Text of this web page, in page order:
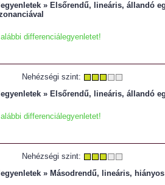
» Elsőrendű, lineáris, állandó
differenciálegyenletet!
Nehézségi szint:
» Elsőrendű, lineáris, állandó
differenciálegyenletet!
Nehézségi szint:
» Másodrendű, lineáris,